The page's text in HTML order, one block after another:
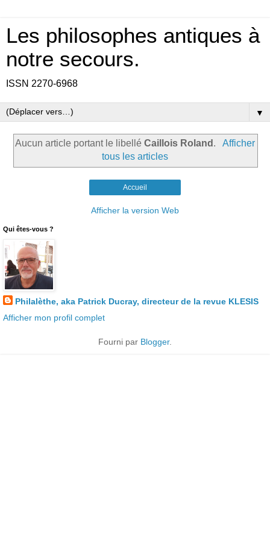
Les philosophes antiques à
notre secours.
ISSN 2270-6968
▼
Aucun article portant le libelléCaillois Roland .
Afficher
tous les articles
Accueil
Afficher la version Web
Qui êtes-vous ?
Philalèthe, aka Patrick Ducray, directeur de la revue KLESIS
Afficher mon profil complet
Fourni par Blogger.